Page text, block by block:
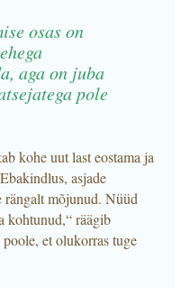
osas on
aga on juba
pole
kohe uut last eostama ja
asjade
rängalt mõjunud. Nüüd
kohtunud,“ räägib
et olukorras tuge